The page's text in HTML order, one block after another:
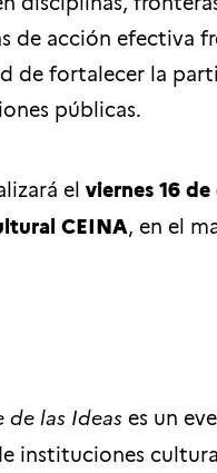
de acción efectiva
de fortalecer la
públicas.
el viernes 16
CEINA, en el
de las Ideas es un
instituciones